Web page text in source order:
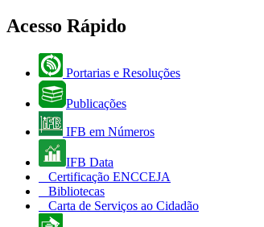
Acesso Rápido
Portarias e Resoluções
Publicações
IFB em Números
IFB Data
Certificação ENCCEJA
Bibliotecas
Carta de Serviços ao Cidadão